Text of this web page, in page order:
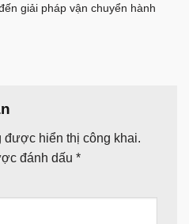
giải pháp vận chuyển hành
được hiển thị công khai.
đánh dấu *